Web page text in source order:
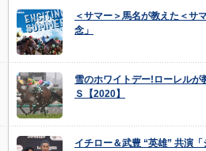
＜サマー＞馬名が教えた＜サ
念」
雪のホワイトデー!ローレルが
Ｓ【2020】
イチロー＆武豊 “英雄” 共演